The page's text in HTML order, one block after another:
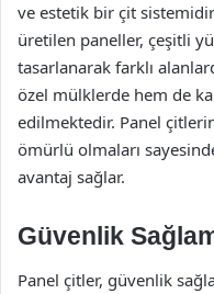
ve estetik bir çit
üretilen paneller, çeşitli
tasarlanarak farklı
özel mülklerde hem de
edilmektedir. Panel
ömürlü olmaları
avantaj sağlar.
Güvenlik
Panel çitler, güvenlik